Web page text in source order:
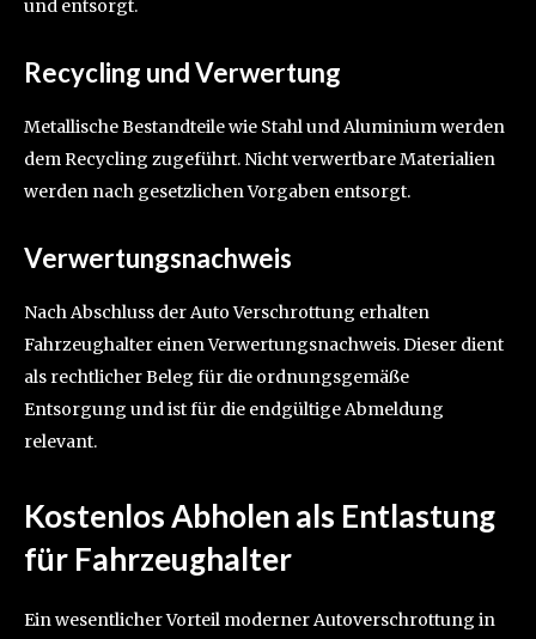
und entsorgt.
Recycling und Verwertung
Metallische Bestandteile wie Stahl und Aluminium werden
dem Recycling zugeführt. Nicht verwertbare Materialien
werden nach gesetzlichen Vorgaben entsorgt.
Verwertungsnachweis
Nach Abschluss der Auto Verschrottung erhalten
Fahrzeughalter einen Verwertungsnachweis. Dieser dient
als rechtlicher Beleg für die ordnungsgemäße
Entsorgung und ist für die endgültige Abmeldung
relevant.
Kostenlos Abholen als Entlastung
für Fahrzeughalter
Ein wesentlicher Vorteil moderner Autoverschrottung in